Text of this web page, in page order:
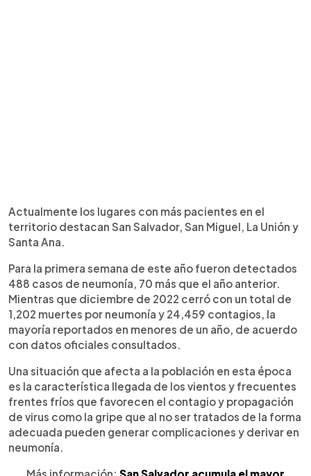
Actualmente los lugares con más pacientes en el
territorio destacan San Salvador, San Miguel, La Unión y
Santa Ana.
Para la primera semana de este año fueron detectados
488 casos de neumonía, 70 más que el año anterior.
Mientras que diciembre de 2022 cerró con un total de
1,202 muertes por neumonía y 24,459 contagios, la
mayoría reportados en menores de un año, de acuerdo
con datos oficiales consultados.
Una situación que afecta a la población en esta época
es la característica llegada de los vientos y frecuentes
frentes fríos que favorecen el contagio y propagación
de virus como la gripe que al no ser tratados de la forma
adecuada pueden generar complicaciones y derivar en
neumonía.